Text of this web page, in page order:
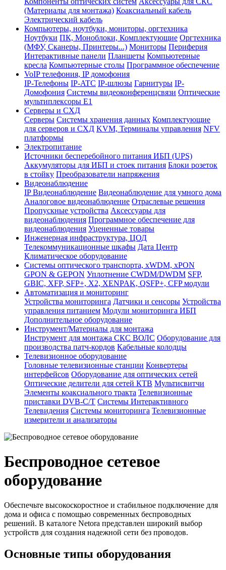
(Материалы для монтажа) Коаксиальный кабель
Электрический кабель
Компьютеры, ноутбуки, мониторы, оргтехника
Ноутбуки ПК, Моноблоки, Комплектующие Оргтехника
(МФУ, Сканеры, Принтеры...) Мониторы Периферия
Интерактивные панели Планшеты Компьютерные
кресла Компьютерные столы Программное обеспечение
VoIP телефония, IP домофония
IP-Телефоны IP-ATC IP-шлюзы Гарнитуры IP-
Домофония Системы видеоконференцсвязи Оптические
мультиплексоры Е1
Серверы и СХД
Серверы Системы хранения данных Комплектующие
для серверов и СХД KVM, Терминалы управления NFV
платформы
Электропитание
Источники бесперебойного питания ИБП (UPS)
Аккумуляторы для ИБП и стоек питания Блоки розеток
в стойку Преобразователи напряжения
Видеонаблюдение
IP Видеонаблюдение Видеонаблюдение для умного дома
Аналоговое видеонаблюдение Отраслевые решения
Пропускные устройства Аксессуары для
видеонаблюдения Программное обеспечение для
видеонаблюдения Уцененные товары
Инженерная инфраструктура, ЦОД
Телекоммуникационные шкафы Дата Центр
Климатичeское оборудование
Системы оптического транспорта, xWDM, xPON
GPON & GEPON Уплотнение CWDM/DWDM SFP,
GBIC, XFP, SFP+, X2, XENPAK, QSFP+, CFP модули
Автоматизация и мониторинг
Устройства мониторинга Датчики и сенсоры Устройства
управления питанием Модули мониторинга ИБП
Дополнительное оборудование
Инструмент/Материалы для монтажа
Инструмент для монтажа СКС ВОЛС Оборудование для
производства патч-кордов Кабельные колодцы
Телевизионное оборудование
Головные телевизионные станции Конвертеры
интерфейсов Оборудование для оптических сетей
Оптические делители для сетей КТВ Мультисвитчи
Элементы коаксиального тракта Телевизионные
приставки DVB-C/T Системы Интерактивного
Телевидения Системы мониторинга Телевизионные
измерители и анализаторы
Беспроводное сетевое
оборудование
Обеспечьте высокоскоростное и стабильное подключение для
дома и офиса с помощью современных беспроводных
решений. В каталоге Netora представлен широкий выбор
устройств для создания надежной сети без проводов.
Основные типы оборудования